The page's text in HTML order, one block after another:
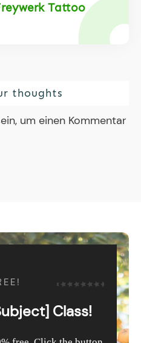
Tattoo
thoughts
um einen Kommentar
Class!